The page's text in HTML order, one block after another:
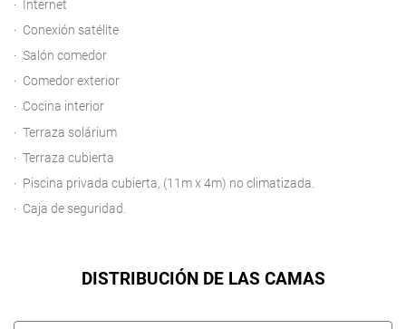
Internet
Conexión satélite
Salón comedor
Comedor exterior
Cocina interior
Terraza solárium
Terraza cubierta
Piscina privada cubierta, (11m x 4m) no climatizada.
Caja de seguridad.
DISTRIBUCIÓN DE LAS CAMAS